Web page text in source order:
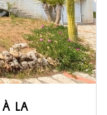
À LA